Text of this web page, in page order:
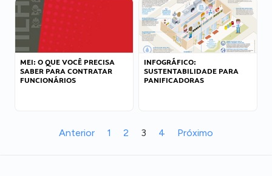
MEI: O QUE VOCÊ PRECISA
SABER PARA CONTRATAR
FUNCIONÁRIOS
INFOGRÁFICO:
SUSTENTABILIDADE PARA
PANIFICADORAS
Anterior 1 2 3 4 Próximo